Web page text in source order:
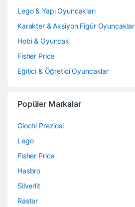
Lego & Yapı Oyuncakları
Karakter & Aksiyon Figür Oyuncaklar
Hobi & Oyuncak
Fisher Price
Eğitici & Öğretici Oyuncaklar
Popüler Markalar
Giochi Preziosi
Lego
Fisher Price
Hasbro
Silverlit
Rastar